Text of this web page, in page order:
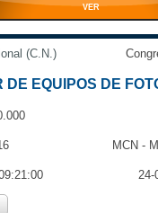
VER
(C.N.)
DE EQUIPOS DE
MCN -
24-